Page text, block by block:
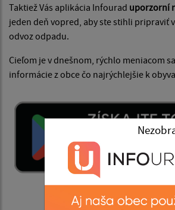
Taktiež Vás aplikácia Infourad uporzorní
jeden deň vopred, aby ste stihli pripraviť
odvoz odpadu.
Cieľom je v dnešnom, rýchlo meniacom
informácie z obce čo najrýchlejšie k